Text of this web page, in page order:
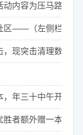
内容为压马路吹
区——（左侧栏最
现突击清理数据
年三十中午开奖
者额外赠一本《